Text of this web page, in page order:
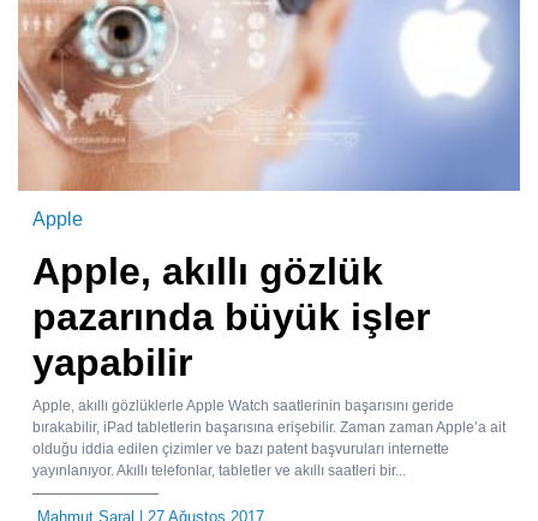
Apple
Apple, akıllı gözlük
pazarında büyük işler
yapabilir
Apple, akıllı gözlüklerle Apple Watch saatlerinin başarısını geride
bırakabilir, iPad tabletlerin başarısına erişebilir. Zaman zaman Apple’a ait
olduğu iddia edilen çizimler ve bazı patent başvuruları internette
yayınlanıyor. Akıllı telefonlar, tabletler ve akıllı saatleri bir...
Mahmut Saral | 27 Ağustos 2017